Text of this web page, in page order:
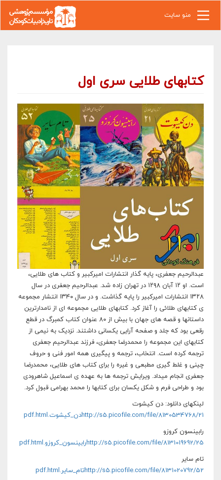
منو سایت
کتابهای طلایی سری اول
عبدالرحیم جعفری، پایه گذار انتشارات امیرکبیر و کتاب های طلایی،
است. او ۱۲ آبان ۱۲۹۸ در تهران زاده شد. عبدالرحیم جعفری در سال
۱۳۲۸ انتشارات امیرکبیر را پایه گذاشت. و در سال ۱۳۴۰ انتشار مجموعه
ی کتابهای طلائی را آغاز کرد. کتابهای طلایی مجموعه ای از نامدارترین
داستانها و قصه های جهان با بیش از ۸۰ عنوان کتاب کمبرگ در قطع
رقعی بود که جلد و صفحه آرایی یکسانی داشتند. نزدیک به نیمی از
کتابهای این مجموعه را محمدرضا جعفری، فرزند عبدالرحیم جعفری
ترجمه کرده است. انتخاب، ترجمه و پیگیری همه امور فنی و حروف
چینی و غلط گیری مطبعی و غیره را برای کتاب های طلایی، محمدرضا
جعفری انجام میداد. ویرایش ترجمه ها به عهده ی اسماعیل شاهرودی
بود و طراحی فرم و شکل یکسان برای کتابها را محمد بهرامی قبول کرد.
لینکهای دانلود: دن کیشوت
http://s5.picofile.com/file/8130534768/21دن_کیشوت.pdf.html
رابینسون کروزو
http://s5.picofile.com/file/8131019692/25رابینسون_کروزو.pdf.html
تام سایر
http://s5.picofile.com/file/8131020792/52تام_سایر.pdf.html